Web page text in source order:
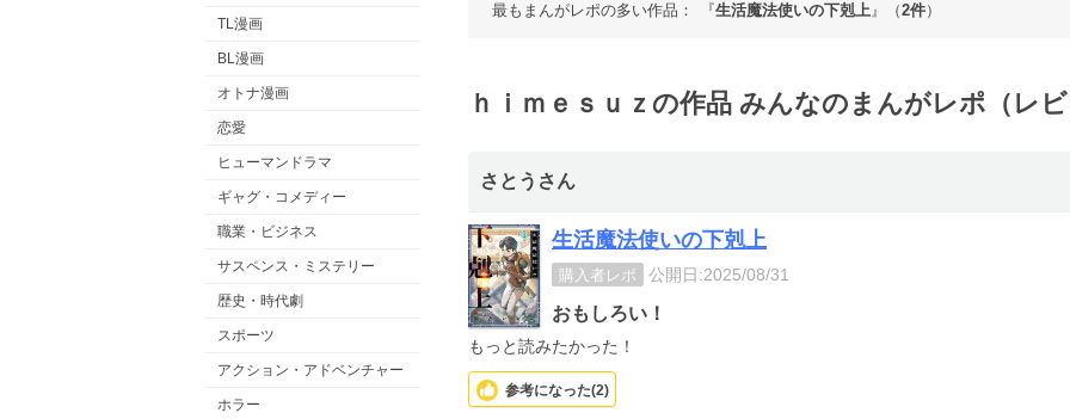
TL漫画
BL漫画
オトナ漫画
恋愛
ヒューマンドラマ
ギャグ・コメディー
職業・ビジネス
サスペンス・ミステリー
歴史・時代劇
スポーツ
アクション・アドベンチャー
ホラー
最もまんがレポの多い作品：
『生活魔法使いの下剋上』（2件）
ｈｉｍｅｓｕｚの作品 みんなのまんがレポ（レ
さとうさん
生活魔法使いの下剋上
購入者レポ 公開日:2025/08/31
おもしろい！
もっと読みたかった！
参考になった(2)